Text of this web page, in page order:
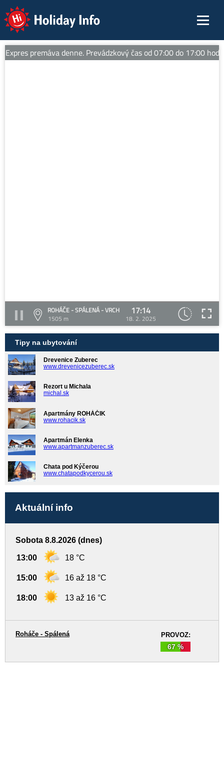
Holiday Info
premáva denne. Prevádzkový čas od 07:00 do 17:00
ROHÁČE - SPÁLENÁ - VRCH
1505 m
17:14
18. 2. 2025
Tipy na ubytování
Drevenice Zuberec
www.drevenicezuberec.sk
Rezort u Michala
michal.sk
Apartmány ROHÁČIK
www.rohacik.sk
Apartmán Elenka
www.apartmanzuberec.sk
Chata pod Kýčerou
www.chatapodkycerou.sk
Aktuální info
Sobota 8.8.2026 (dnes)
13:00 18 °C
15:00 16 až 18 °C
18:00 13 až 16 °C
PROVOZ:
67 %
Roháče - Spálená